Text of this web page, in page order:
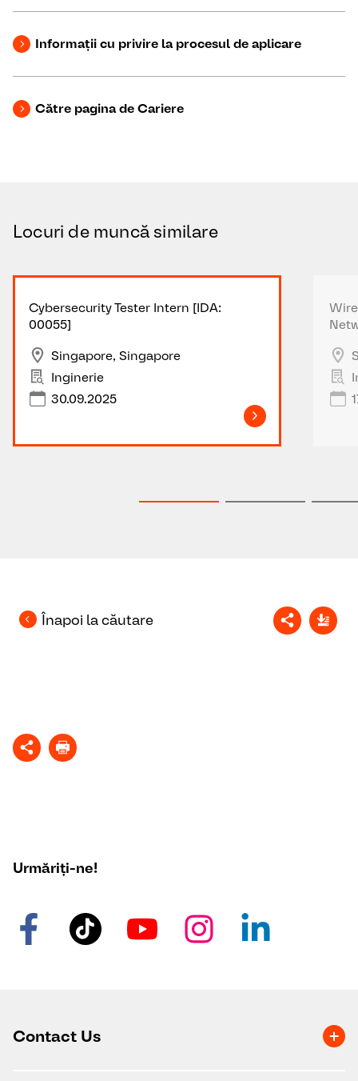
Informații cu privire la procesul de aplicare
Către pagina de Cariere
Locuri de muncă similare
Cybersecurity Tester Intern [IDA:
00055]
Singapore, Singapore
Inginerie
30.09.2025
Înapoi la căutare
Urmăriți-ne!
Contact Us